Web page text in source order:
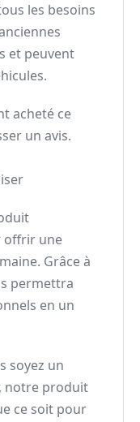
les besoins
et peuvent
acheté ce
un avis.
offrir une
Grâce à
permettra
en un
soyez un
notre produit
ce soit pour